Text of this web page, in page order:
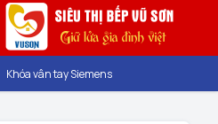
Khóa vân tay Siemens